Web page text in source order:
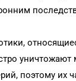
уничтожают
поэтому их